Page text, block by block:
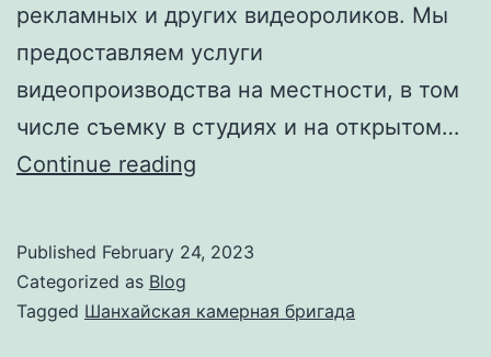
рекламных и других видеороликов. Мы
предоставляем услуги
видеопроизводства на местности, в том
числе съемку в студиях и на открытом…
Continue reading
in
Published February 24, 2023
Categorized as Blog
Tagged Шанхайская камерная бригада